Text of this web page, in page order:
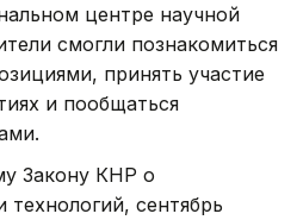
центре научной
смогли познакомиться
принять участие
и пообщаться
Закону КНР о
технологий, сентябрь